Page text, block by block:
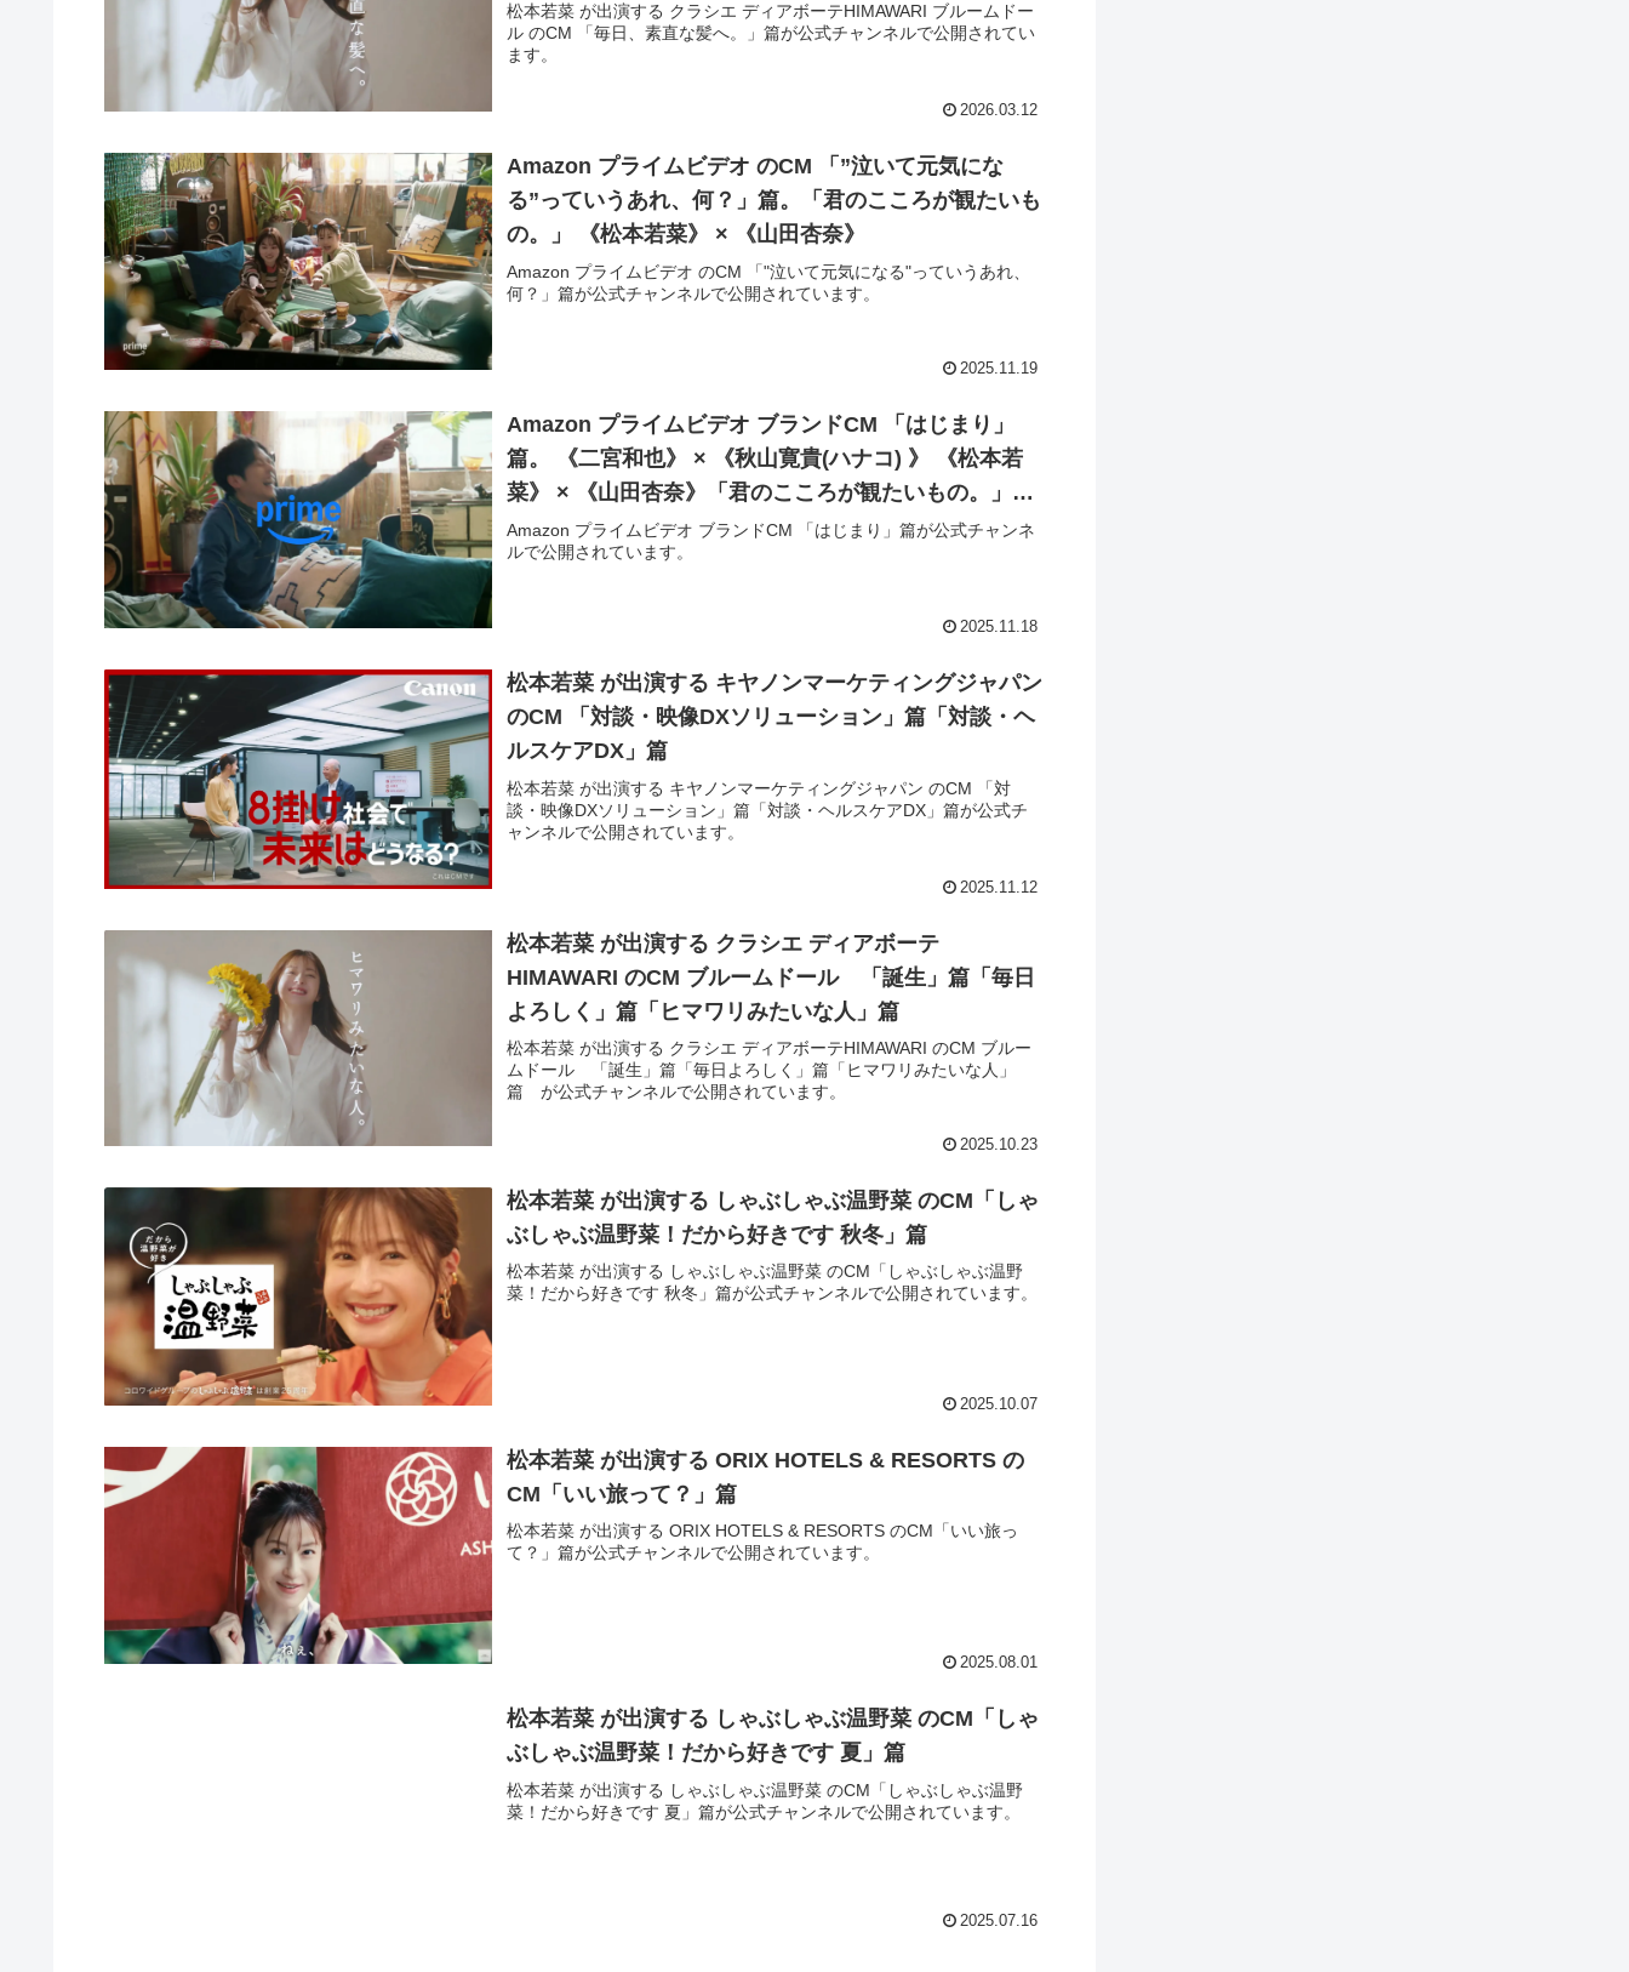
松本若菜 が出演する クラシエ ディアボーテHIMAWARI ブルームドー
ル のCM 「毎日、素直な髪へ。」篇が公式チャンネルで公開されてい
ます。
2026.03.12
Amazon プライムビデオ のCM 「”泣いて元気にな
る”っていうあれ、何？」篇。「君のこころが観たいも
の。」 《松本若菜》 × 《山田杏奈》
Amazon プライムビデオ のCM 「"泣いて元気になる"っていうあれ、
何？」篇が公式チャンネルで公開されています。
2025.11.19
Amazon プライムビデオ ブランドCM 「はじまり」
篇。 《二宮和也》 × 《秋山寛貴(ハナコ) 》 《松本若
菜》 × 《山田杏奈》「君のこころが観たいもの。」の
続編、はじまります。
Amazon プライムビデオ ブランドCM 「はじまり」篇が公式チャンネ
ルで公開されています。
2025.11.18
松本若菜 が出演する キヤノンマーケティングジャパン
のCM 「対談・映像DXソリューション」篇「対談・ヘ
ルスケアDX」篇
松本若菜 が出演する キヤノンマーケティングジャパン のCM 「対
談・映像DXソリューション」篇「対談・ヘルスケアDX」篇が公式チ
ャンネルで公開されています。
2025.11.12
松本若菜 が出演する クラシエ ディアボーテ
HIMAWARI のCM ブルームドール 「誕生」篇「毎日
よろしく」篇「ヒマワリみたいな人」篇
松本若菜 が出演する クラシエ ディアボーテHIMAWARI のCM ブルー
ムドール 「誕生」篇「毎日よろしく」篇「ヒマワリみたいな人」
篇 が公式チャンネルで公開されています。
2025.10.23
松本若菜 が出演する しゃぶしゃぶ温野菜 のCM「しゃ
ぶしゃぶ温野菜！だから好きです 秋冬」篇
松本若菜 が出演する しゃぶしゃぶ温野菜 のCM「しゃぶしゃぶ温野
菜！だから好きです 秋冬」篇が公式チャンネルで公開されています。
2025.10.07
松本若菜 が出演する ORIX HOTELS & RESORTS の
CM「いい旅って？」篇
松本若菜 が出演する ORIX HOTELS & RESORTS のCM「いい旅っ
て？」篇が公式チャンネルで公開されています。
2025.08.01
松本若菜 が出演する しゃぶしゃぶ温野菜 のCM「しゃ
ぶしゃぶ温野菜！だから好きです 夏」篇
松本若菜 が出演する しゃぶしゃぶ温野菜 のCM「しゃぶしゃぶ温野
菜！だから好きです 夏」篇が公式チャンネルで公開されています。
2025.07.16